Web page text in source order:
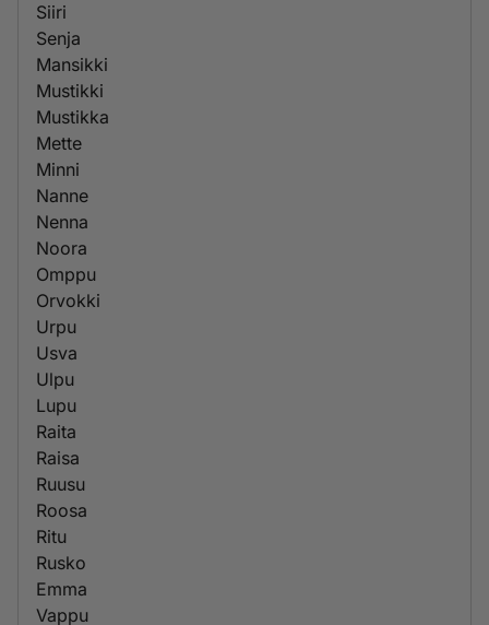
Siiri
Senja
Mansikki
Mustikki
Mustikka
Mette
Minni
Nanne
Nenna
Noora
Omppu
Orvokki
Urpu
Usva
Ulpu
Lupu
Raita
Raisa
Ruusu
Roosa
Ritu
Rusko
Emma
Vappu